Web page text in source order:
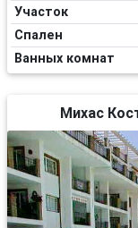
Участок
Спален
Ванных комнат
Михас